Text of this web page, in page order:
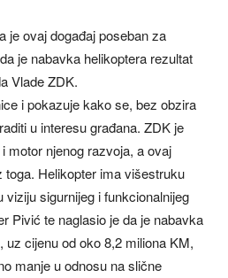
je ovaj događaj poseban za
je nabavka helikoptera rezultat
Vlade ZDK.
i pokazuje kako se, bez obzira
u interesu građana. ZDK je
motor njenog razvoja, a ovaj
toga. Helikopter ima višestruku
viziju sigurnijeg i funkcionalnijeg
Pivić te naglasio je da je nabavka
cijenu od oko 8,2 miliona KM,
manje u odnosu na slične